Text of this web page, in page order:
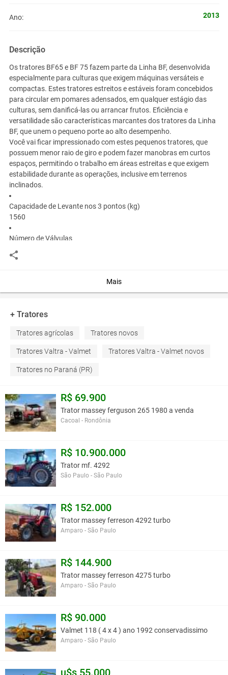
Ano: 2013
Descrição
Os tratores BF65 e BF 75 fazem parte da Linha BF, desenvolvida
especialmente para culturas que exigem máquinas versáteis e
compactas. Estes tratores estreitos e estáveis foram concebidos
para circular em pomares adensados, em qualquer estágio das
culturas, sem danificá-las ou arrancar frutos. Eficiência e
versatilidade são características marcantes dos tratores da Linha
BF, que unem o pequeno porte ao alto desempenho.
Você vai ficar impressionado com estes pequenos tratores, que
possuem menor raio de giro e podem fazer manobras em curtos
espaços, permitindo o trabalho em áreas estreitas e que exigem
estabilidade durante as operações, inclusive em terrenos
inclinados.
Capacidade de Levante nos 3 pontos (kg)
1560
Número de Válvulas
1 de dupla ação / 2 (opcional)
265
Transmissão
Vazão Hidráulica (l/min)
Você assume toda a responsabilidade pela cotação deste item. Você acha que
este anúncio é contra a política de Agroads?Informar aqui
Mais
+ Tratores
Tratores agrícolas Tratores novos
Tratores Valtra - Valmet Tratores Valtra - Valmet novos
Tratores no Paraná (PR)
R$ 69.900
Trator massey ferguson 265 1980 a venda
Cacoal - Rondônia
R$ 10.900.000
Trator mf. 4292
São Paulo - São Paulo
R$ 152.000
Trator massey ferreson 4292 turbo
Amparo - São Paulo
R$ 144.900
Trator massey ferreson 4275 turbo
Amparo - São Paulo
R$ 90.000
Valmet 118 ( 4 x 4 ) ano 1992 conservadissimo
Amparo - São Paulo
u$s 55.000